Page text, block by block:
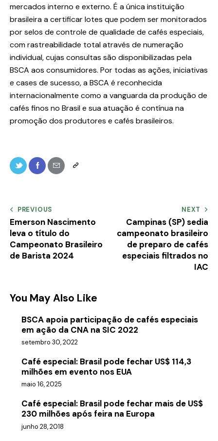
mercados interno e externo. É a única instituição
brasileira a certificar lotes que podem ser monitorados
por selos de controle de qualidade de cafés especiais,
com rastreabilidade total através de numeração
individual, cujas consultas são disponibilizadas pela
BSCA aos consumidores. Por todas as ações, iniciativas
e cases de sucesso, a BSCA é reconhecida
internacionalmente como a vanguarda da produção de
cafés finos no Brasil e sua atuação é contínua na
promoção dos produtores e cafés brasileiros.
PREVIOUS
Emerson Nascimento
leva o título do
Campeonato Brasileiro
de Barista 2024
NEXT
Campinas (SP) sedia
campeonato brasileiro
de preparo de cafés
especiais filtrados no
IAC
You May Also Like
BSCA apoia participação de cafés especiais
em ação da CNA na SIC 2022
setembro 30, 2022
Café especial: Brasil pode fechar US$ 114,3
milhões em evento nos EUA
maio 16, 2025
Café especial: Brasil pode fechar mais de US$
230 milhões após feira na Europa
junho 28, 2018